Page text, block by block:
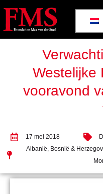
Westelijke
vooravond
17 mei 2018
Albanië, Bosnië &